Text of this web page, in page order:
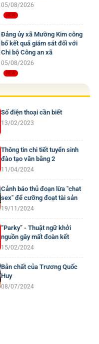
05/08/2026
Đảng ủy xã Mường Kim công
bố kết quả giám sát đối với
Chi bộ Công an xã
05/08/2026
Số điện thoại cần biết
13/02/2023
Thông tin chi tiết tuyển sinh
đào tạo văn bằng 2
11/04/2024
Cảnh báo thủ đoạn lừa "chat
sex" để cưỡng đoạt tài sản
19/11/2024
“Parky” - Thuật ngữ khởi
nguồn gây mất đoàn kết
15/02/2024
Bản chất của Trương Quốc
Huy
08/07/2024